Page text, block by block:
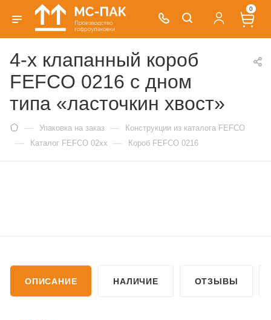
0
4-х клапанный короб
FEFCO 0216 с дном
типа «ласточкин хвост»
— Упаковка на заказ — Конструкции из каталога FEFCO
— Каталог FEFCO 02xx — Короб FEFCO 0216
ОПИСАНИЕ НАЛИЧИЕ ОТЗЫВЫ